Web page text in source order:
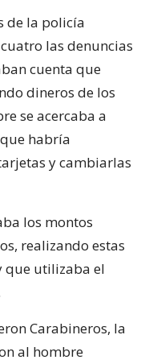
de la policía
las denuncias
cuenta que
dineros de los
se acercaba a
habría
y cambiarlas
los montos
realizando estas
que utilizaba el
Carabineros, la
al hombre